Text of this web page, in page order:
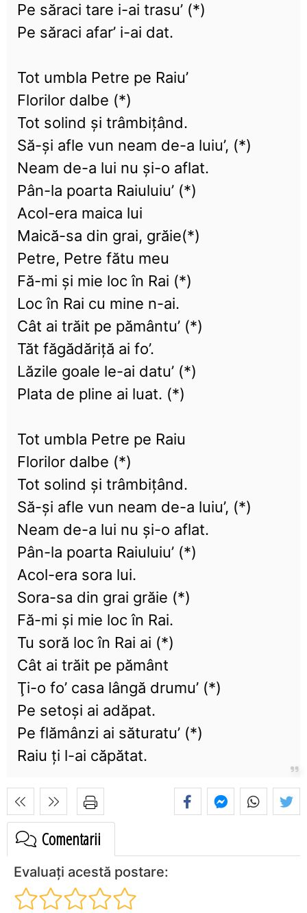
Pe săraci tare i-ai trasu’ (*)
Pe săraci afar’ i-ai dat.
Tot umbla Petre pe Raiu’
Florilor dalbe (*)
Tot solind şi trâmbiţând.
Să-şi afle vun neam de-a luiu’, (*)
Neam de-a lui nu şi-o aflat.
Pân-la poarta Raiuluiu’ (*)
Acol-era maica lui
Maică-sa din grai, grăie(*)
Petre, Petre fătu meu
Fă-mi şi mie loc în Rai (*)
Loc în Rai cu mine n-ai.
Cât ai trăit pe pământu’ (*)
Tăt făgădăriţă ai fo’.
Lăzile goale le-ai datu’ (*)
Plata de pline ai luat. (*)
Tot umbla Petre pe Raiu
Florilor dalbe (*)
Tot solind şi trâmbiţând.
Să-şi afle vun neam de-a luiu’, (*)
Neam de-a lui nu şi-o aflat.
Pân-la poarta Raiuluiu’ (*)
Acol-era sora lui.
Sora-sa din grai grăie (*)
Fă-mi şi mie loc în Rai.
Tu soră loc în Rai ai (*)
Cât ai trăit pe pământ
Ţi-o fo’ casa lângă drumu’ (*)
Pe setoşi ai adăpat.
Pe flămânzi ai săturatu’ (*)
Raiu ţi l-ai căpătat.
Comentarii
Evaluați acestă postare: